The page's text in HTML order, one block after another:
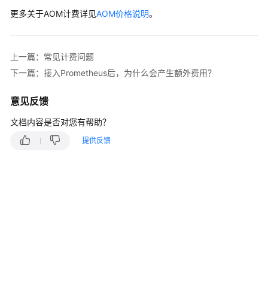
计
明
计
概
述
计
更多关于AOM计费详见AOM价格说明。
上一篇：常见计费问题
下一篇：接入Prometheus后，为什么会产生额外费用？
意见反馈
文档内容是否对您有帮助？
提供反馈